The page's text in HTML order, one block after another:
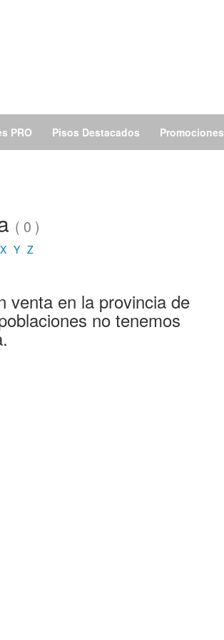
PRO Pisos Destacados Promociones
( 0 )
X Y Z
venta en la provincia de
no tenemos